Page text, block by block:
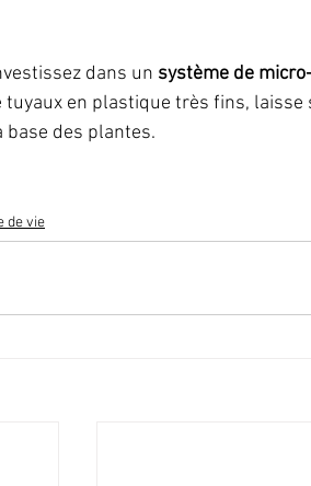
dans un système de
tuyaux en plastique très fins,
des plantes.
de vie